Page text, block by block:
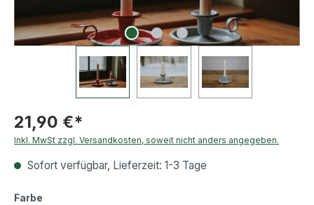
21,90 €*
Inkl. MwSt zzgl. Versandkosten, soweit nicht anders angegeben.
Sofort verfügbar, Lieferzeit: 1-3 Tage
Farbe